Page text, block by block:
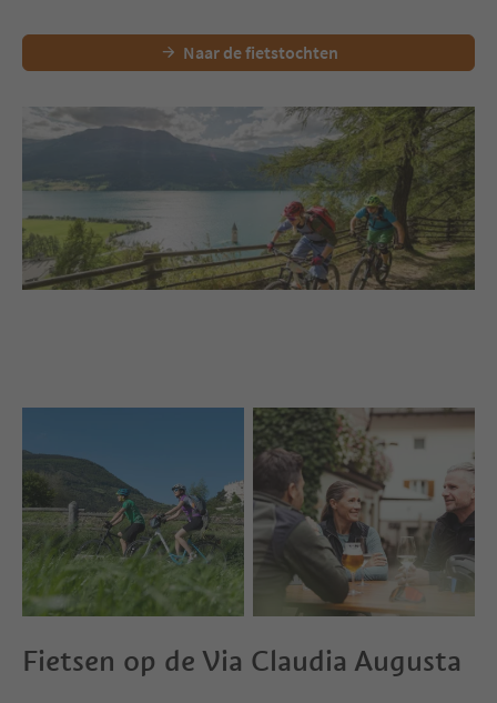
Naar de fietstochten
Fietsen op de Via Claudia Augusta